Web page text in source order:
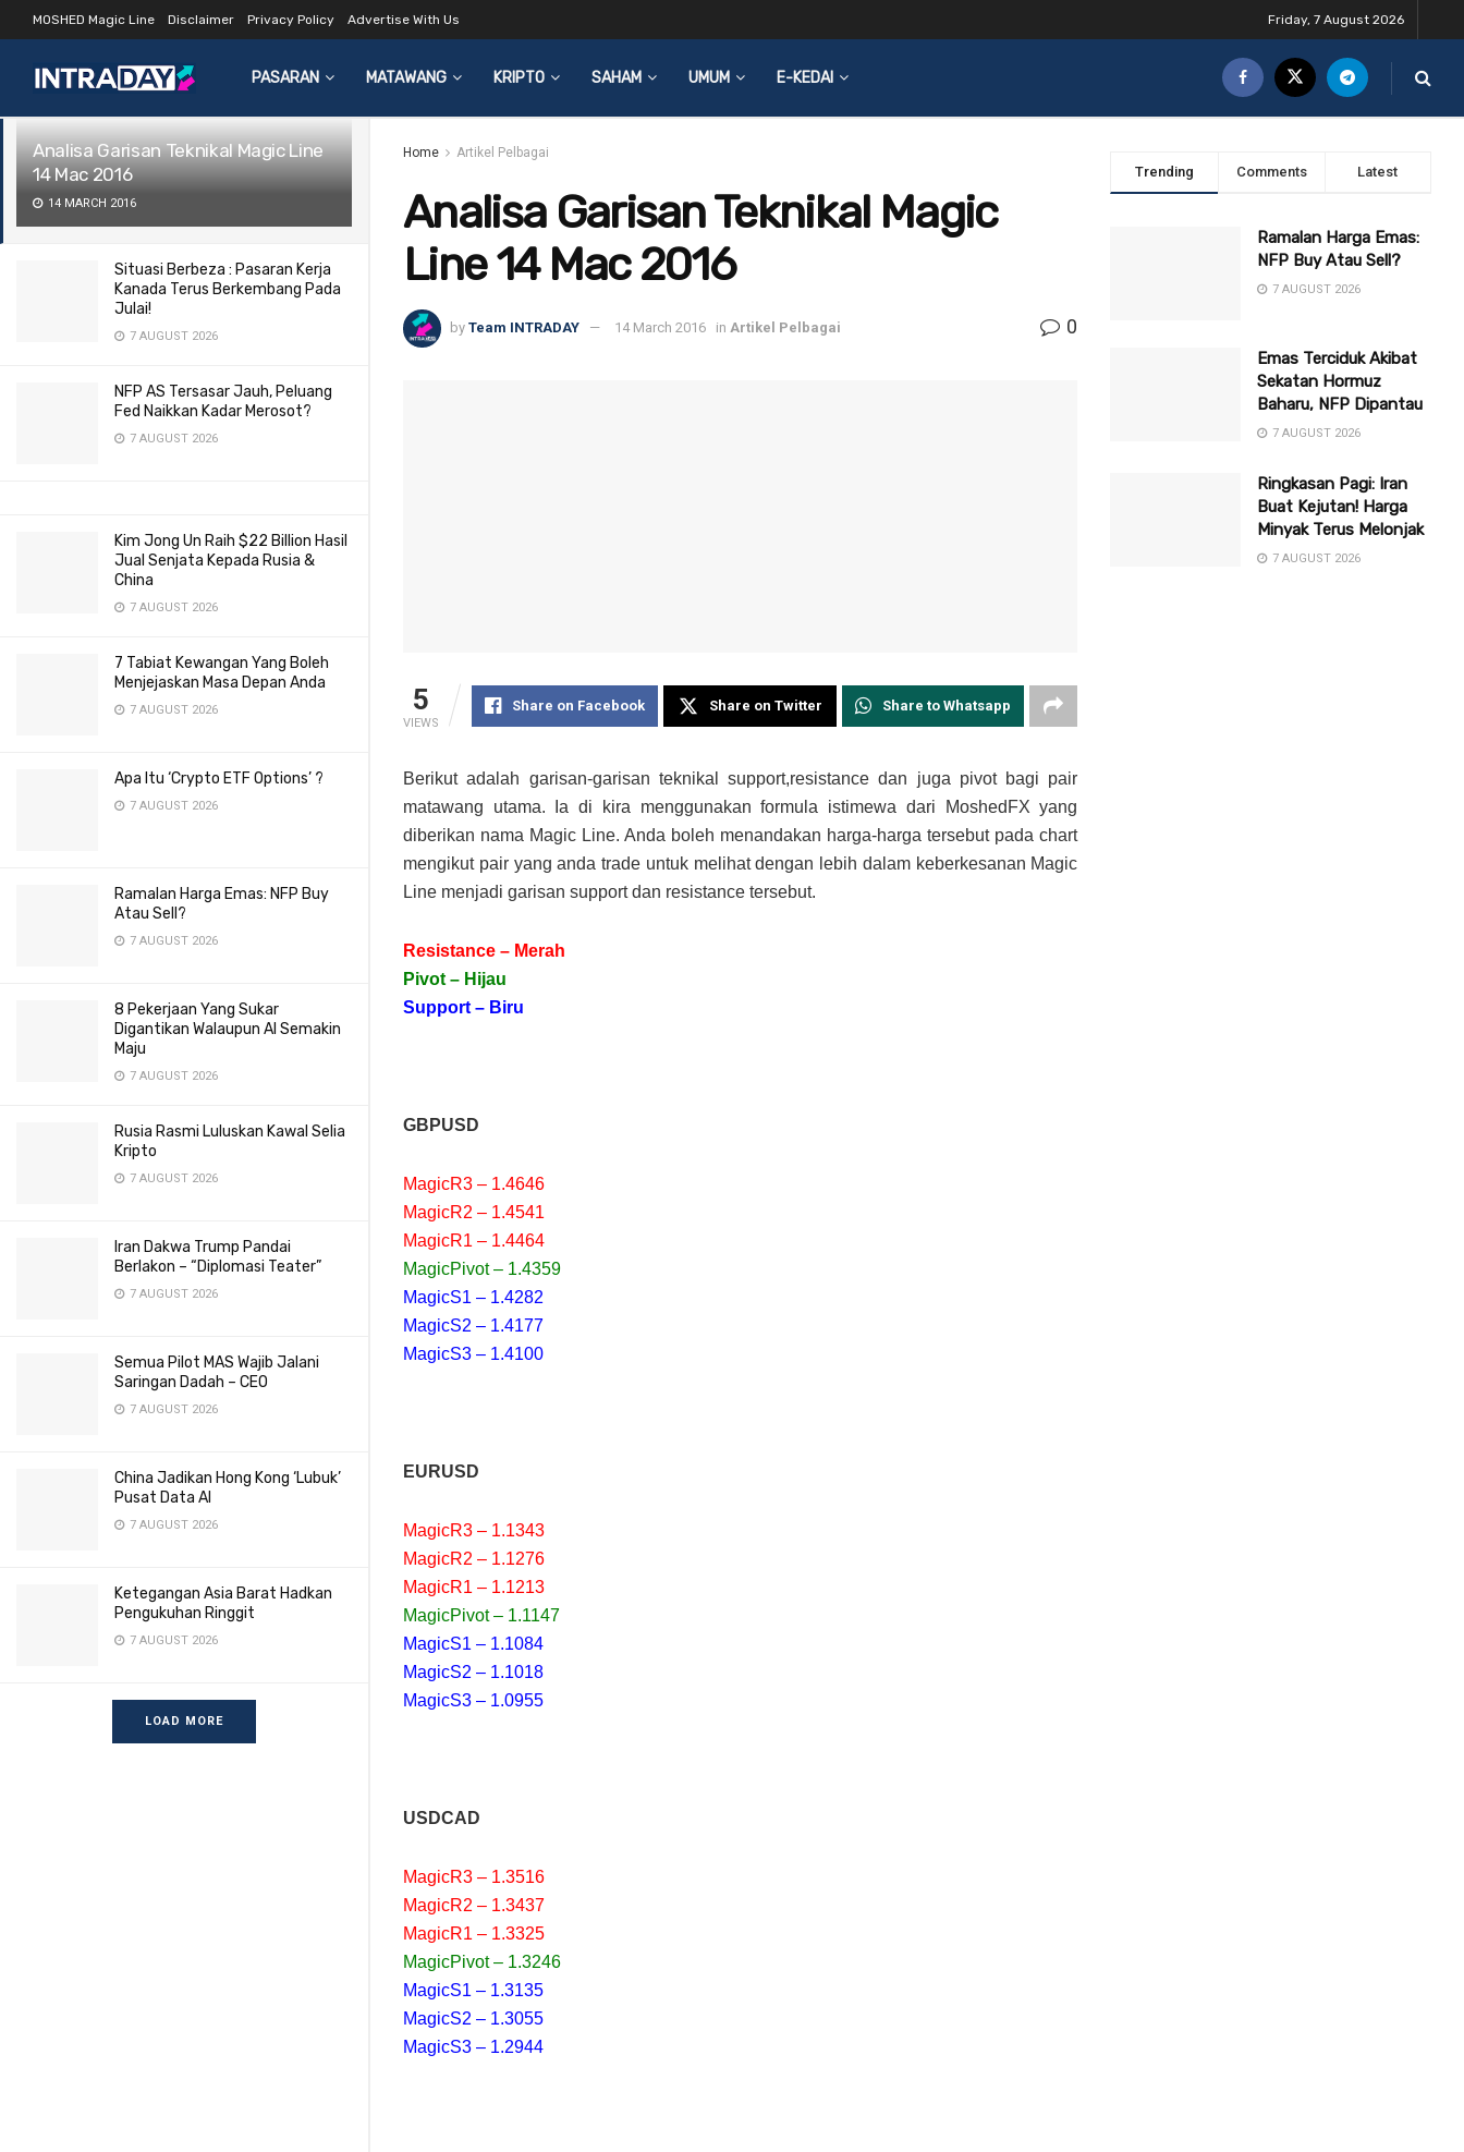
LATEST TRENDING Filter
Analisa Garisan Teknikal Magic Line
14 Mac 2016
14 MARCH 2016
Situasi Berbeza : Pasaran Kerja
Kanada Terus Berkembang Pada
Julai!
7 AUGUST 2026
NFP AS Tersasar Jauh, Peluang
Fed Naikkan Kadar Merosot?
7 AUGUST 2026
Kim Jong Un Raih $22 Billion Hasil
Jual Senjata Kepada Rusia &
China
7 AUGUST 2026
7 Tabiat Kewangan Yang Boleh
Menjejaskan Masa Depan Anda
7 AUGUST 2026
Apa Itu ‘Crypto ETF Options’ ?
7 AUGUST 2026
Ramalan Harga Emas: NFP Buy
Atau Sell?
7 AUGUST 2026
8 Pekerjaan Yang Sukar
Digantikan Walaupun AI Semakin
Maju
7 AUGUST 2026
Rusia Rasmi Luluskan Kawal Selia
Kripto
7 AUGUST 2026
Iran Dakwa Trump Pandai
Berlakon – “Diplomasi Teater”
7 AUGUST 2026
Semua Pilot MAS Wajib Jalani
Saringan Dadah – CEO
7 AUGUST 2026
China Jadikan Hong Kong ‘Lubuk’
Pusat Data AI
7 AUGUST 2026
Ketegangan Asia Barat Hadkan
Pengukuhan Ringgit
7 AUGUST 2026
LOAD MORE
MOSHED Magic Line Disclaimer Privacy Policy Advertise With Us Friday, 7 August 2026
PASARAN MATAWANG KRIPTO SAHAM UMUM E-KEDAI
Home Artikel Pelbagai
Analisa Garisan Teknikal Magic
Line 14 Mac 2016
by Team INTRADAY 14 March 2016 in Artikel Pelbagai 0
5
VIEWS
Share on Facebook Share on Twitter Share to Whatsapp
Berikut adalah garisan-garisan teknikal support,resistance dan juga pivot bagi pair
matawang utama. Ia di kira menggunakan formula istimewa dari MoshedFX yang
diberikan nama Magic Line. Anda boleh menandakan harga-harga tersebut pada chart
mengikut pair yang anda trade untuk melihat dengan lebih dalam keberkesanan Magic
Line menjadi garisan support dan resistance tersebut.
Resistance – Merah
Pivot – Hijau
Support – Biru
GBPUSD
MagicR3 – 1.4646
MagicR2 – 1.4541
MagicR1 – 1.4464
MagicPivot – 1.4359
MagicS1 – 1.4282
MagicS2 – 1.4177
MagicS3 – 1.4100
EURUSD
MagicR3 – 1.1343
MagicR2 – 1.1276
MagicR1 – 1.1213
MagicPivot – 1.1147
MagicS1 – 1.1084
MagicS2 – 1.1018
MagicS3 – 1.0955
USDCAD
MagicR3 – 1.3516
MagicR2 – 1.3437
MagicR1 – 1.3325
MagicPivot – 1.3246
MagicS1 – 1.3135
MagicS2 – 1.3055
MagicS3 – 1.2944
Trending Comments Latest
Ramalan Harga Emas:
NFP Buy Atau Sell?
7 AUGUST 2026
Emas Terciduk Akibat
Sekatan Hormuz
Baharu, NFP Dipantau
7 AUGUST 2026
Ringkasan Pagi: Iran
Buat Kejutan! Harga
Minyak Terus Melonjak
7 AUGUST 2026